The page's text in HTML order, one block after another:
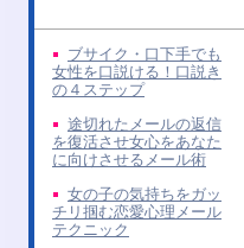
ブサイク・口下手でも
女性を口説ける！口説き
の４ステップ
途切れたメールの返信
を復活させ女心をあなた
に向けさせるメール術
女の子の気持ちをガッ
チリ掴む恋愛心理メール
テクニック